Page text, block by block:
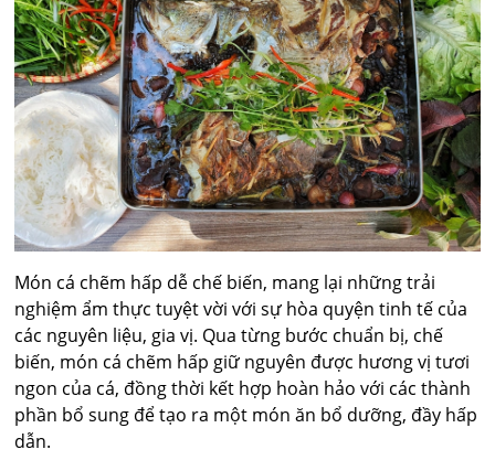
Món cá chẽm hấp dễ chế biến, mang lại những trải
nghiệm ẩm thực tuyệt vời với sự hòa quyện tinh tế của
các nguyên liệu, gia vị. Qua từng bước chuẩn bị, chế
biến, món cá chẽm hấp giữ nguyên được hương vị tươi
ngon của cá, đồng thời kết hợp hoàn hảo với các thành
phần bổ sung để tạo ra một món ăn bổ dưỡng, đầy hấp
dẫn.